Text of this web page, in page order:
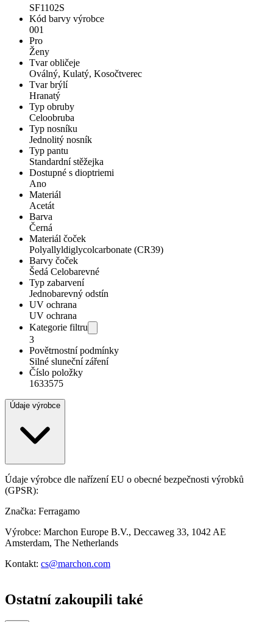
SF1102S
Kód barvy výrobce
001
Pro
Ženy
Tvar obličeje
Oválný, Kulatý, Kosočtverec
Tvar brýlí
Hranatý
Typ obruby
Celoobruba
Typ nosníku
Jednolitý nosník
Typ pantu
Standardní stěžejka
Dostupné s dioptriemi
Ano
Materiál
Acetát
Barva
Černá
Materiál čoček
Polyallyldiglycolcarbonate (CR39)
Barvy čoček
Šedá Celobarevné
Typ zabarvení
Jednobarevný odstín
UV ochrana
UV ochrana
Kategorie filtru
3
Povětrnostní podmínky
Silné sluneční záření
Číslo položky
1633575
Údaje výrobce
Údaje výrobce dle nařízení EU o obecné bezpečnosti výrobků
(GPSR):
Značka: Ferragamo
Výrobce: Marchon Europe B.V., Deccaweg 33, 1042 AE
Amsterdam, The Netherlands
Kontakt: cs@marchon.com
Ostatní zakoupili také